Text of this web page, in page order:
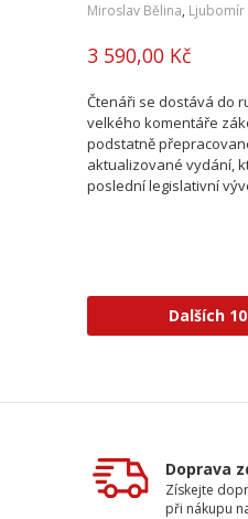
Miroslav Bělina, Ljubomír
3 590,00 Kč
Čtenáři se dostává do
velkého komentáře
podstatně
aktualizované vydání,
poslední legislativní
Dalších
Doprava
Získejte
při nákupu